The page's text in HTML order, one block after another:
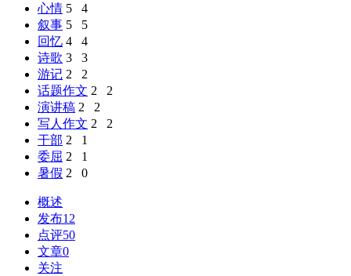
心情 5 4
叙事 5 5
回忆 4 4
诗歌 3 3
游记 2 2
话题作文 2 2
演讲稿 2 2
写人作文 2 2
干部 2 1
委屈 2 1
暑假 2 0
概述
发布12
点评50
文章0
关注